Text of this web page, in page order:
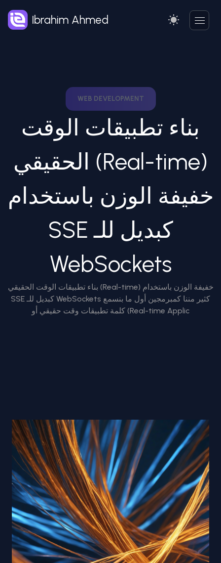
Ibrahim Ahmed
WEB DEVELOPMENT
بناء تطبيقات الوقت
الحقيقي (Real-time)
خفيفة الوزن باستخدام
SSE كبديل للـ
WebSockets
بناء تطبيقات الوقت الحقيقي (Real-time) خفيفة الوزن باستخدام
SSE كبديل للـ WebSockets كثير مننا كمبرمجين أول ما بنسمع
كلمة تطبيقات وقت حقيقي أو (Real-time Applic